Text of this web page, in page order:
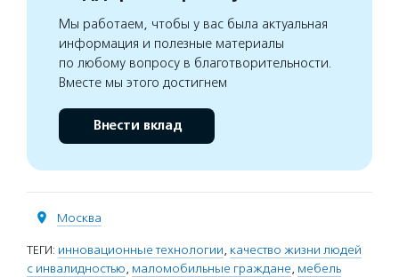
Мы работаем, чтобы у вас была актуальная
информация и полезные материалы
по любому вопросу в благотворительности.
Вместе мы этого достигнем
Внести вклад
Москва
ТЕГИ: инновационные технологии, качество жизни людей
с инвалидностью, маломобильные граждане, мебель